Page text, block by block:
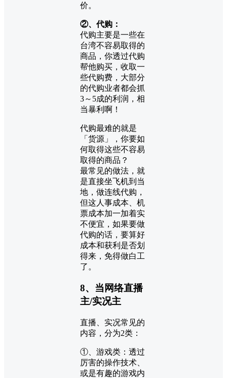
价。
②、代购：
代购主要是一些在
台湾不容易取得的
商品，你透过代购
帮他购买，收取一
些代购费，大部分
的代购业者都会抓
3～5成的利润，相
当暴利啊！
代购最难的就是
「货源」，你要如
何取得这些不容易
取得的商品？
最常见的做法，就
是直接坐飞机到当
地，做连线代购，
但这人事成本、机
票成本加一加着实
不便宜，如果要做
代购的话，要算好
成本和获利是否划
得来，免得做白工
了。
8、当网络直播
主/实况主
直播、实况常见的
内容，分为2类：
①、游戏类：透过
厉害的操作技术、
或是有趣的游戏内